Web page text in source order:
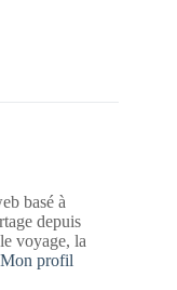
basé à
depuis
voyage, la
Mon profil